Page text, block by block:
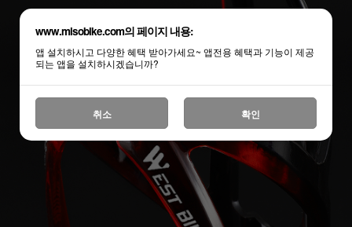
www.misobike.com의 페이지 내용:
앱 설치하시고 다양한 혜택 받아가세요~ 앱전용 혜택과 기능이 제공
되는 앱을 설치하시겠습니까?
취소 확인